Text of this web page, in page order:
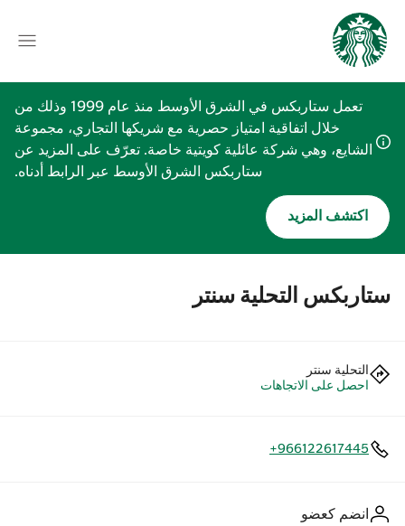
تعمل ستاربكس في الشرق الأوسط منذ عام 1999 وذلك من
خلال اتفاقية امتياز حصرية مع شريكها التجاري، مجموعة
الشايع، وهي شركة عائلية كويتية خاصة. تعرّف على المزيد عن
ستاربكس الشرق الأوسط عبر الرابط أدناه.
اكتشف المزيد
ستاربكس التحلية سنتر
التحلية سنتر
احصل على الاتجاهات
+966122617445
انضم كعضو